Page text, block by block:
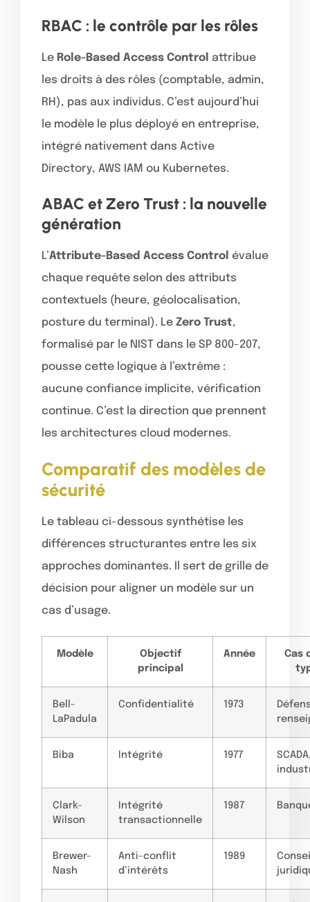
RBAC : le contrôle par les rôles
Le Role-Based Access Control attribue
les droits à des rôles (comptable, admin,
RH), pas aux individus. C’est aujourd’hui
le modèle le plus déployé en entreprise,
intégré nativement dans Active
Directory, AWS IAM ou Kubernetes.
ABAC et Zero Trust : la nouvelle
génération
L’Attribute-Based Access Control évalue
chaque requête selon des attributs
contextuels (heure, géolocalisation,
posture du terminal). Le Zero Trust,
formalisé par le NIST dans le SP 800-207,
pousse cette logique à l’extrême :
aucune confiance implicite, vérification
continue. C’est la direction que prennent
les architectures cloud modernes.
Comparatif des modèles de
sécurité
Le tableau ci-dessous synthétise les
différences structurantes entre les six
approches dominantes. Il sert de grille de
décision pour aligner un modèle sur un
cas d’usage.
Modèle
Objectif
principal
Année
Cas
Bell-
LaPadula
Confidentialité 1973
Biba Intégrité 1977
Clark-
Wilson
Intégrité
transactionnelle
1987
Brewer-
Nash
Anti-conflit
d’intérêts
1989